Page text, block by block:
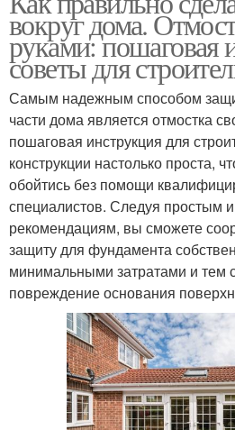
вокруг дома.
руками: пошаговая
советы для
Самым надежным способом
части дома является отмостка
пошаговая инструкция для
конструкции настолько проста,
обойтись без помощи
специалистов. Следуя простым
рекомендациям, вы сможете
защиту для фундамента
минимальными затратами и тем
повреждение основания